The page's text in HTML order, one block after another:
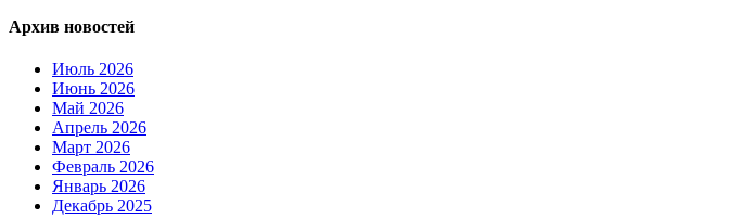
Архив новостей
Июль 2026
Июнь 2026
Май 2026
Апрель 2026
Март 2026
Февраль 2026
Январь 2026
Декабрь 2025